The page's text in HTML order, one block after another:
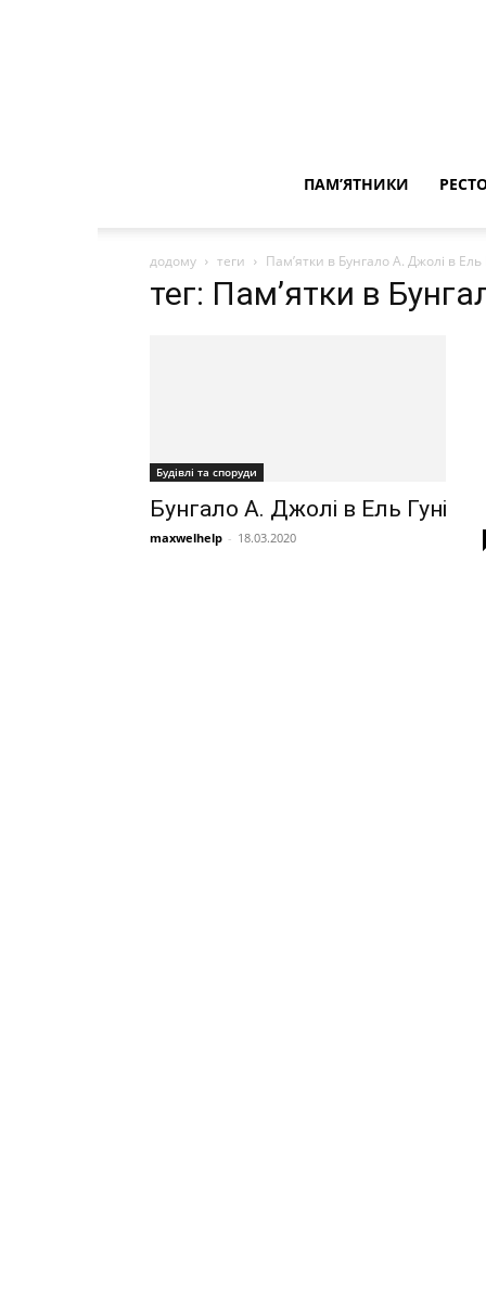
ПАМ’ЯТНИКИ
додому теги Пам’ятки в Бунгало А. Джолі в Ель
тег: Пам’ятки в
Будівлі та споруди
Бунгало А. Джолі в Ель Гуні
maxwelhelp - 18.03.2020